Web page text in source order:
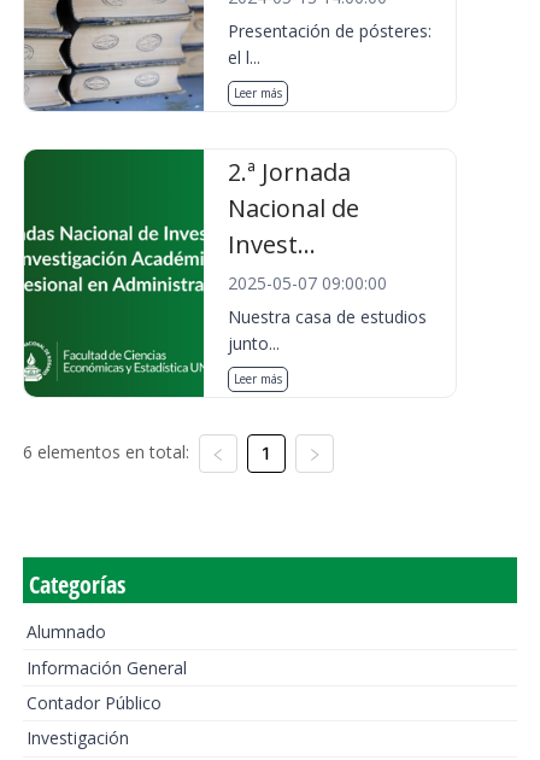
Presentación de pósteres:
el l...
Leer más
2.ª Jornada
Nacional de
Invest...
2025-05-07 09:00:00
Nuestra casa de estudios
junto...
Leer más
6 elementos en total: 1
Categorías
Alumnado
Información General
Contador Público
Investigación